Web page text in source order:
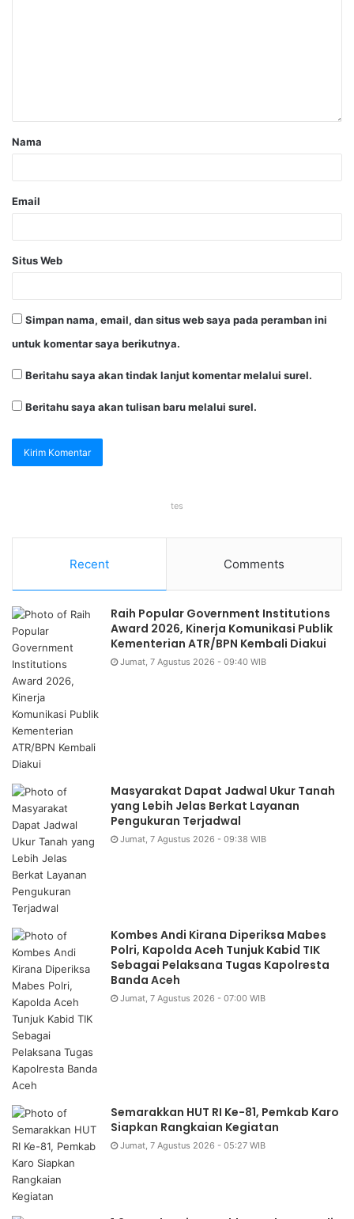
Nama
Email
Situs Web
Simpan nama, email, dan situs web saya pada peramban ini
untuk komentar saya berikutnya.
Beritahu saya akan tindak lanjut komentar melalui surel.
Beritahu saya akan tulisan baru melalui surel.
tes
Recent Comments
Raih Popular Government Institutions
Award 2026, Kinerja Komunikasi Publik
Kementerian ATR/BPN Kembali Diakui
Jumat, 7 Agustus 2026 - 09:40 WIB
Masyarakat Dapat Jadwal Ukur Tanah
yang Lebih Jelas Berkat Layanan
Pengukuran Terjadwal
Jumat, 7 Agustus 2026 - 09:38 WIB
Kombes Andi Kirana Diperiksa Mabes
Polri, Kapolda Aceh Tunjuk Kabid TIK
Sebagai Pelaksana Tugas Kapolresta
Banda Aceh
Jumat, 7 Agustus 2026 - 07:00 WIB
Semarakkan HUT RI Ke-81, Pemkab Karo
Siapkan Rangkaian Kegiatan
Jumat, 7 Agustus 2026 - 05:27 WIB